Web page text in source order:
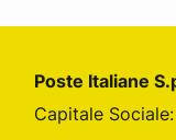
su Linkedinsu Instagram
Italiane su
Poste Italiane
Capitale